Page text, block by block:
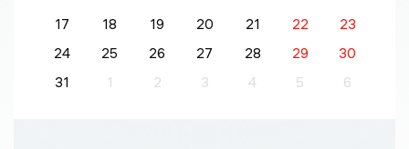
17
18 19 20 21 22
23
24
25 26 27 28 29
30
31
1 2 3 4 5 6